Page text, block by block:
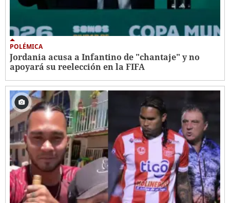
POLÉMICA
Jordania acusa a Infantino de "chantaje" y no
apoyará su reelección en la FIFA